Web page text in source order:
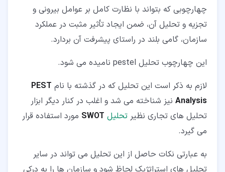
چهارچوبی که بتواند با نظارت کامل بر عوامل بیرونی و
تجزیه و تحلیل آن، ضمن ایجاد تأثیر مثبت در عملکرد
سازمان، گامی بلند در راستای پیشرفت آن بردارد.
این چهارچوب تحلیل pestel نامیده می شود.
لازم به ذکر است این تحلیل که در گذشته با نام PEST
Analysis نیز شناخته می شد و اغلب در کنار دیگر ابزار
تحلیل های تجاری نظیر تحلیل SWOT مورد استفاده قرار
می گیرد.
به عبارتی نکات حاصل از این تحلیل می تواند در سایر
تحلیل های استراتژیک لحاظ شود و سازمان ها را به درکی